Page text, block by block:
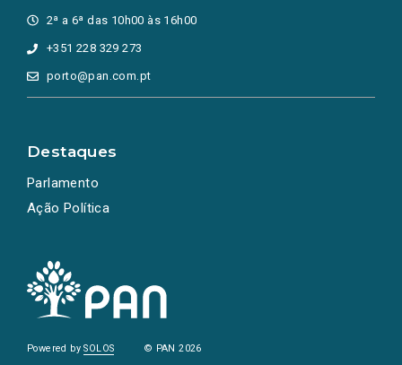
2ª a 6ª das 10h00 às 16h00
+351 228 329 273
porto@pan.com.pt
Destaques
Parlamento
Ação Política
Powered bySOLOS © PAN 2026